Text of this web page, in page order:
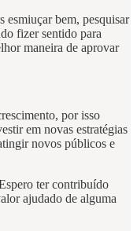
esmiuçar bem, pesquisar
fizer sentido para
maneira de aprovar
por isso
em novas estratégias
novos públicos e
ter contribuído
ajudado de alguma